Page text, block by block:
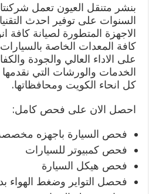
بنشر متنقل العيون تعمل
السنوات على توفير احدث
الاجهزة المتطورة لصيانة كافة
كافة المعدات الخاصة
على الاداء العالي والجودة
الخدمات والورشات التي
كل انحاء الكويت ومحافظاتها.
احصل الان على فحص كامل:
فحص السيارة باجهزه
فحص كمبيوتر للسيارات
فحص هيكل السيارة
فحصل التواير وضغط الهواء